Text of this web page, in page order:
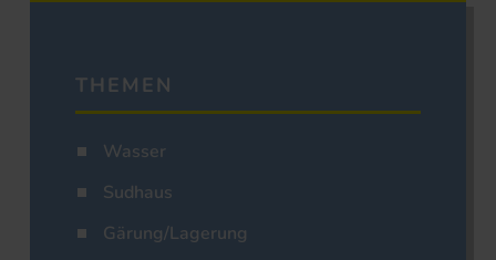
THEMEN
Wasser
Sudhaus
Gärung/Lagerung